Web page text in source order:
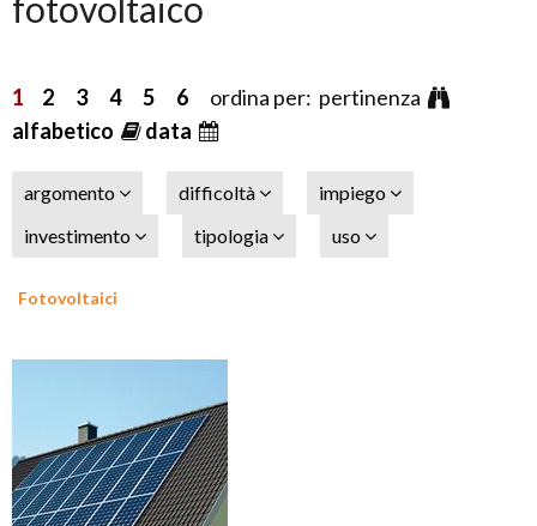
1 2 3 4 5 6 ordina per: pertinenza
alfabetico
data
argomento difficoltà
impiego
investimento
tipologia uso
Fotovoltaici